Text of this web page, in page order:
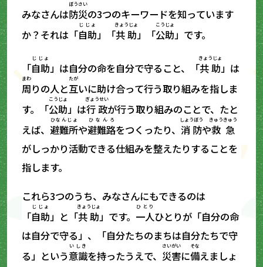
みなさんは防災
ぼうさい
の3つのキーワードを知っています
か？それは「自助
じじょ
」「共助
きょうじょ
」「公助
こうじょ
」です。
「自助
じじょ
」は自分の命を自分で守ること、「共助
きょうじょ
」は
周
まわ
りの人と互
たが
いに助け合って行う取り組みを指しま
す。「公助
こうじょ
」は行政
ぎょうせい
が行う取り組みのことで、たと
えば、 避難所
ひなんじょ
や避難路
ひなんろ
をつくったり、消防
しょうぼう
や救急
きゅうきゅう
がしっかり活動できる仕組みを整えたりすることを
指します。
これら3つのうち、みなさんにもできるのは
「自助
じじょ
」と「共助
きょうじょ
」です。 一人
ひとり
ひとりが「自分の命
は自分で守る」、「自分たちのまちは自分たちで守
る」という意識
いしき
を持ったうえで、 災害
さいがい
に備
そな
えましょ